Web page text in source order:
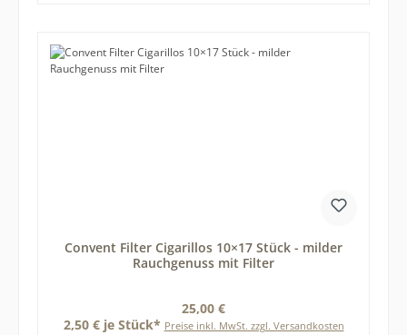
Convent Filter Cigarillos 10×17 Stück - milder
Rauchgenuss mit Filter
Regulärer Preis:
25,00 €
2,50 € je Stück* Preise inkl. MwSt. zzgl. Versandkosten